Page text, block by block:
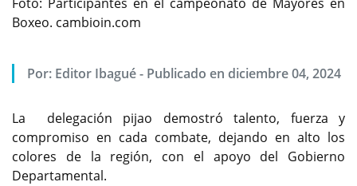
Foto: Participantes en el campeonato de Mayores en
Boxeo. cambioin.com
Por: Editor Ibagué- Publicado en diciembre 04, 2024
La delegación pijao demostró talento, fuerza y
compromiso en cada combate, dejando en alto los
colores de la región, con el apoyo del Gobierno
Departamental.